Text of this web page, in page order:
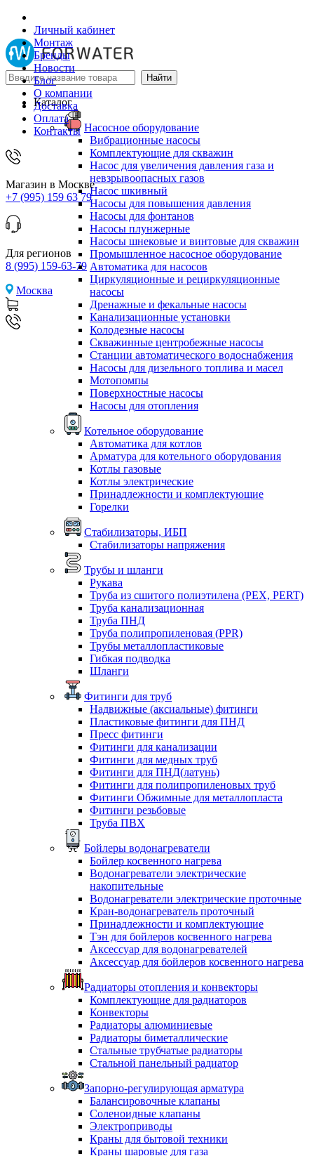
Личный кабинет
Монтаж
Бренды
Новости
Блог
О компании
Доставка
Оплата
Контакты
Магазин в Москве
+7 (995) 159 63 79
Для регионов
8 (995) 159-63-79
Москва
Каталог
Насосное оборудование
Вибрационные насосы
Комплектующие для скважин
Насос для увеличения давления газа и
невзрывоопасных газов
Насос шкивный
Насосы для повышения давления
Насосы для фонтанов
Насосы плунжерные
Насосы шнековые и винтовые для скважин
Промышленное насосное оборудование
Автоматика для насосов
Циркуляционные и рециркуляционные
насосы
Дренажные и фекальные насосы
Канализационные установки
Колодезные насосы
Скважинные центробежные насосы
Станции автоматического водоснабжения
Насосы для дизельного топлива и масел
Мотопомпы
Поверхностные насосы
Насосы для отопления
Котельное оборудование
Автоматика для котлов
Арматура для котельного оборудования
Котлы газовые
Котлы электрические
Принадлежности и комплектующие
Горелки
Стабилизаторы, ИБП
Стабилизаторы напряжения
Трубы и шланги
Рукава
Труба из сшитого полиэтилена (PEX, PERT)
Труба канализационная
Труба ПНД
Труба полипропиленовая (PPR)
Трубы металлопластиковые
Гибкая подводка
Шланги
Фитинги для труб
Надвижные (аксиальные) фитинги
Пластиковые фитинги для ПНД
Пресс фитинги
Фитинги для канализации
Фитинги для медных труб
Фитинги для ПНД(латунь)
Фитинги для полипропиленовых труб
Фитинги Обжимные для металлопласта
Фитинги резьбовые
Труба ПВХ
Бойлеры водонагреватели
Бойлер косвенного нагрева
Водонагреватели электрические
накопительные
Водонагреватели электрические проточные
Кран-водонагреватель проточный
Принадлежности и комплектующие
Тэн для бойлеров косвенного нагрева
Аксессуар для водонагревателей
Аксессуар для бойлеров косвенного нагрева
Радиаторы отопления и конвекторы
Комплектующие для радиаторов
Конвекторы
Радиаторы алюминиевые
Радиаторы биметаллические
Стальные трубчатые радиаторы
Стальной панельный радиатор
Запорно-регулирующая арматура
Балансировочные клапаны
Соленоидные клапаны
Электроприводы
Краны для бытовой техники
Краны шаровые для газа